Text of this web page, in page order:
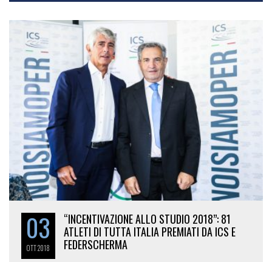
03
OTT2018
“INCENTIVAZIONE ALLO STUDIO 2018”: 81
ATLETI DI TUTTA ITALIA PREMIATI DA ICS E
FEDERSCHERMA